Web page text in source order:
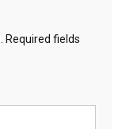
Required fields